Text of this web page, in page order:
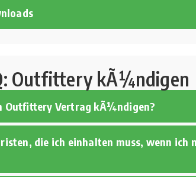
Outfittery kÃ¼ndigen
Outfittery Vertrag kÃ¼ndigen?
die ich einhalten muss, wenn ich